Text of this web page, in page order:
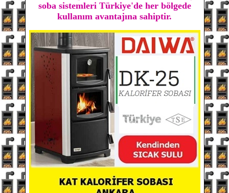
soba sistemleri Türkiye'de her bölgede
kullanım avantajına sahiptir.